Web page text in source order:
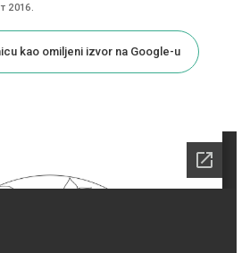
2016.
kao omiljeni izvor na Google-u